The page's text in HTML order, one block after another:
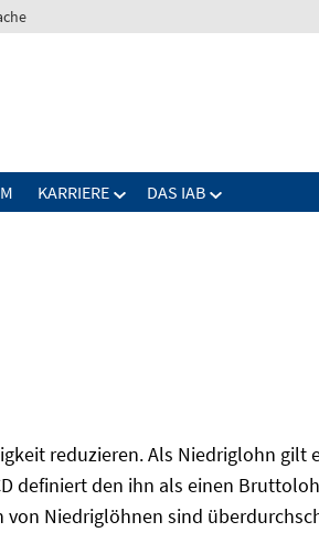
KARRIERE DAS IAB
reduzieren. Als Niedriglohn gilt
definiert den ihn als einen
Niedriglöhnen sind